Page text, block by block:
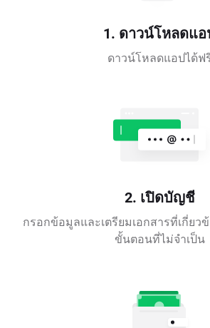
1. ดาวน์โหลดแ
ดาวน์โหลดแอปได้ฟ
2. เปิดบัญชี
กรอกข้อมูลและเตรียมเอกสารที่เกี่ยว
ขั้นตอนที่ไม่จำเป็น